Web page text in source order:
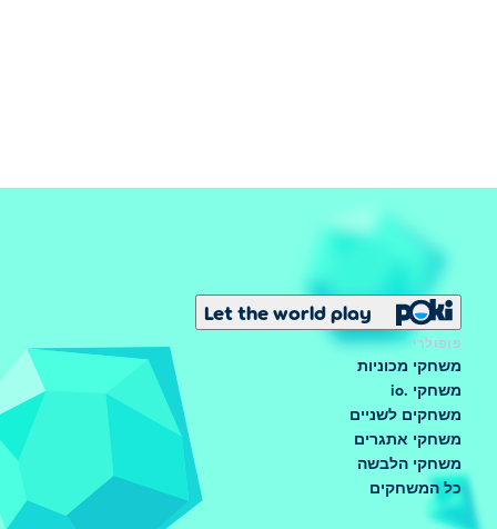
Let the world play
פופולרי
משחקי מכוניות
משחקי .io
משחקים לשניים
משחקי אתגרים
משחקי הלבשה
כל המשחקים